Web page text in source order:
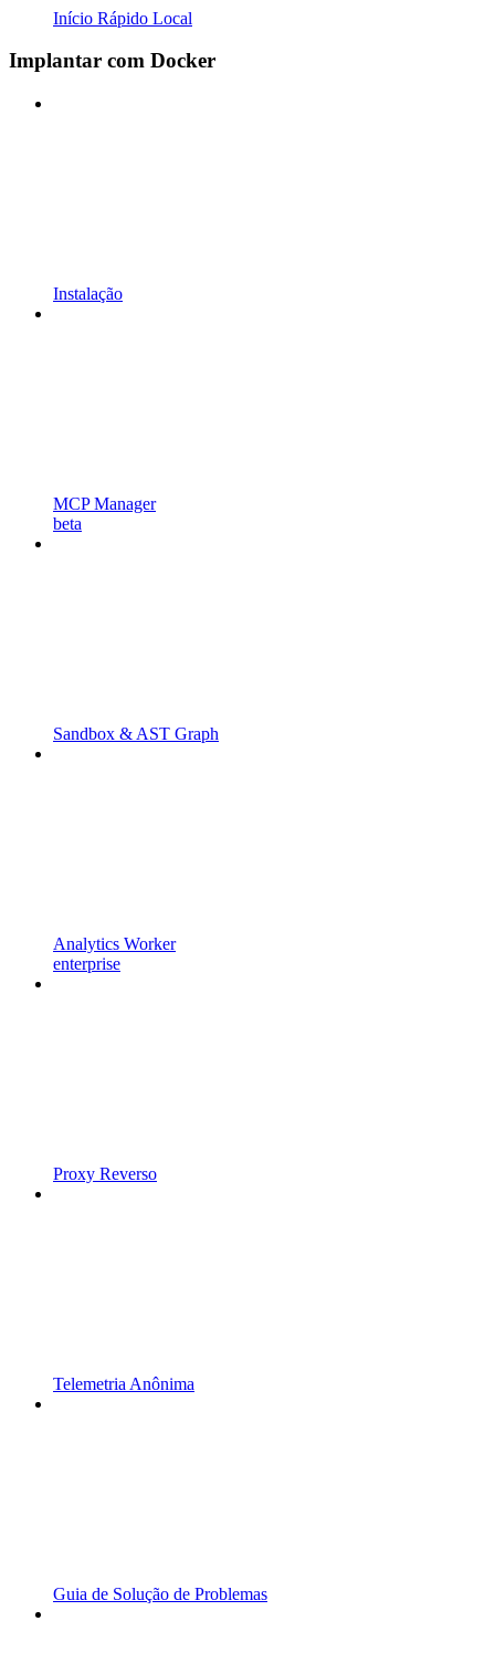
Início Rápido Local
Implantar com Docker
Instalação
MCP Manager
beta
Sandbox & AST Graph
Analytics Worker
enterprise
Proxy Reverso
Telemetria Anônima
Guia de Solução de Problemas